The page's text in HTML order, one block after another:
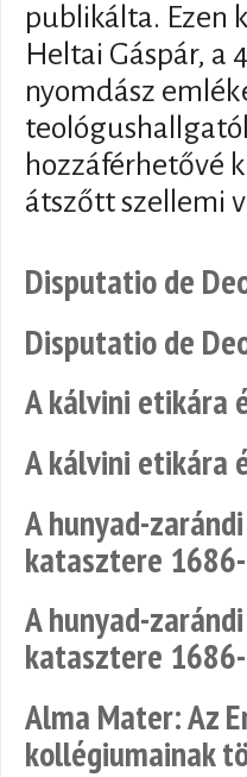
publikálta. Ezen
Heltai Gáspár, a
nyomdász
hozzáférhetővé
átszőtt szellemi
Disputatio de
Disputatio de
A kálvini etikára
A kálvini etikára
A hunyad-
katasztere
A hunyad-
katasztere
Alma Mater: Az
kollégiumainak